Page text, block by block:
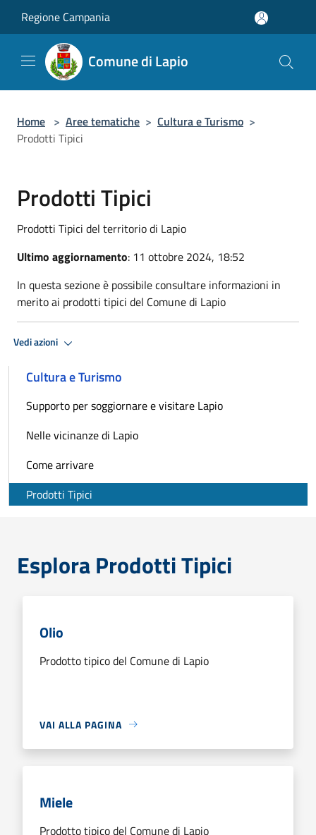
Regione Campania
Comune di Lapio
Home > Aree tematiche > Cultura e Turismo >
Prodotti Tipici
Prodotti Tipici
Prodotti Tipici del territorio di Lapio
Ultimo aggiornamento: 11 ottobre 2024, 18:52
In questa sezione è possibile consultare informazioni in
merito ai prodotti tipici del Comune di Lapio
Vedi azioni
Cultura e Turismo
Supporto per soggiornare e visitare Lapio
Nelle vicinanze di Lapio
Come arrivare
Prodotti Tipici
Esplora Prodotti Tipici
Olio
Prodotto tipico del Comune di Lapio
VAI ALLA PAGINA
Miele
Prodotto tipico del Comune di Lapio